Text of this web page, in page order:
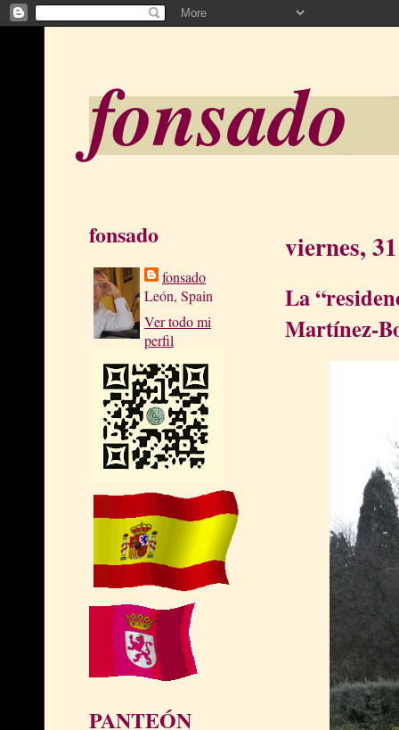
fonsado
fonsado
fonsado
León, Spain
Ver todo mi
perfil
PANTEÓN
viernes,
La
Martínez-